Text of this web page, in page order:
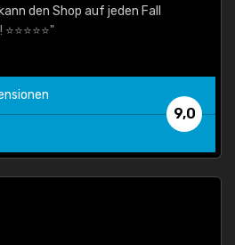
den Shop auf jeden Fall
9,0